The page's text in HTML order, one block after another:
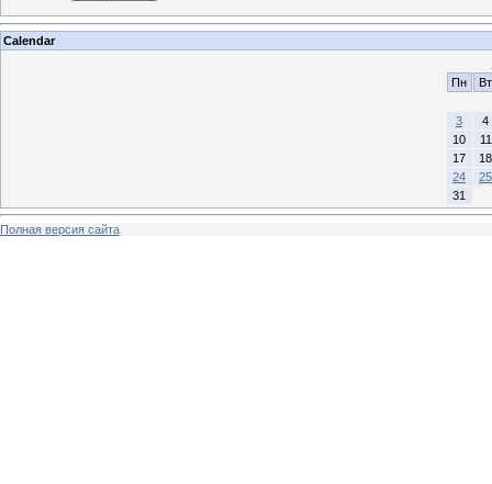
Calendar
Пн
Вт
3
4
10
11
17
18
24
25
31
Полная версия сайта